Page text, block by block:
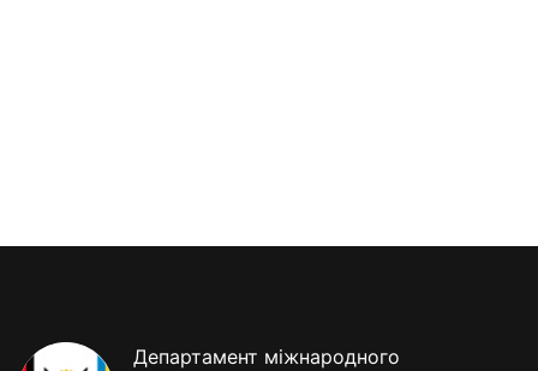
Департамент міжнародного